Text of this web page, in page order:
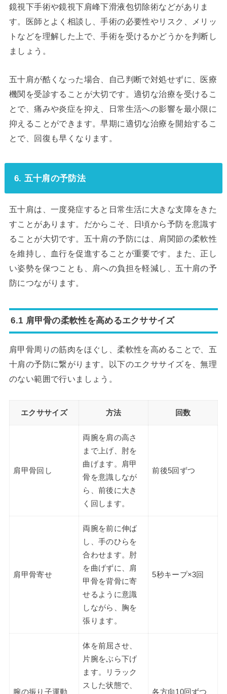
鏡視下手術や鏡視下肩峰下滑液包切除術などがありま
す。医師とよく相談し、手術の必要性やリスク、メリッ
トなどを理解した上で、手術を受けるかどうかを判断し
ましょう。
五十肩が酷くなった場合、自己判断で対処せずに、医療
機関を受診することが大切です。適切な治療を受けるこ
とで、痛みや炎症を抑え、日常生活への影響を最小限に
抑えることができます。早期に適切な治療を開始するこ
とで、回復も早くなります。
6. 五十肩の予防法
五十肩は、一度発症すると日常生活に大きな支障をきた
すことがあります。だからこそ、日頃から予防を意識す
ることが大切です。五十肩の予防には、肩関節の柔軟性
を維持し、血行を促進することが重要です。また、正し
い姿勢を保つことも、肩への負担を軽減し、五十肩の予
防につながります。
6.1 肩甲骨の柔軟性を高めるエクササイズ
肩甲骨周りの筋肉をほぐし、柔軟性を高めることで、五
十肩の予防に繋がります。以下のエクササイズを、無理
のない範囲で行いましょう。
エクササイズ 方法 回数
肩甲骨回し
両腕を肩の高さ
まで上げ、肘を
曲げます。肩甲
骨を意識しなが
ら、前後に大き
く回します。
前後5回ずつ
肩甲骨寄せ
両腕を前に伸ば
し、手のひらを
合わせます。肘
を曲げずに、肩
甲骨を背骨に寄
せるように意識
しながら、胸を
張ります。
5秒キープ×3回
腕の振り子運動
体を前屈させ、
片腕をぶら下げ
ます。リラック
スした状態で、
各方向10回ずつ